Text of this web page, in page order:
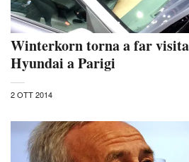
Winterkorn torna a far
Hyundai a Parigi
2 OTT 2014